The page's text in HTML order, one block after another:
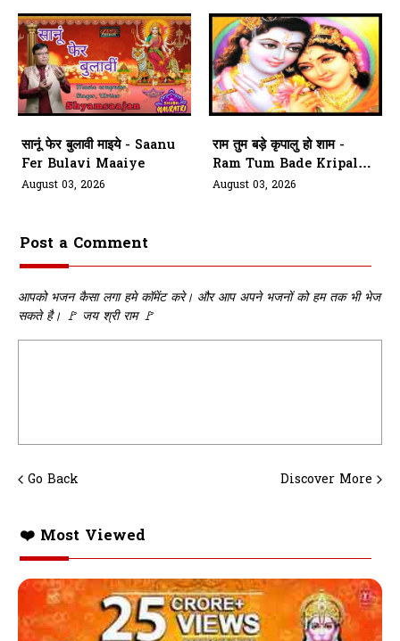
सानूं फेर बुलावी माइये - Saanu
Fer Bulavi Maaiye
August 03, 2026
राम तुम बड़े कृपालु हो शाम -
Ram Tum Bade Kripalu
Ho Shaam
August 03, 2026
Post a Comment
आपको भजन कैसा लगा हमे कॉमेंट करे। और आप अपने भजनों को हम तक भी भेज
सकते है। 🚩 जय श्री राम 🚩
Go Back Discover More
❤️ Most Viewed